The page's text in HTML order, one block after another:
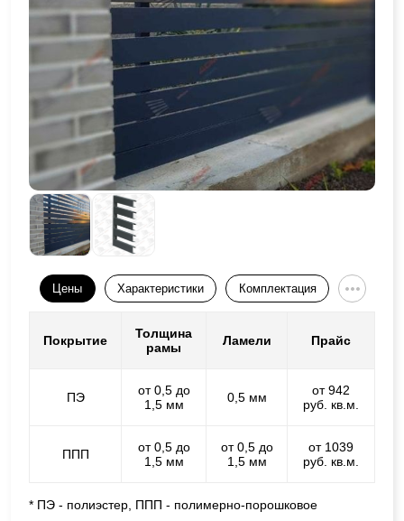
Цены Характеристики Комплектация
Покрытие
Толщина
рамы
Ламели Прайс
ПЭ
от 0,5 до
1,5 мм
0,5 мм
от 942
руб. кв.м.
ППП
от 0,5 до
1,5 мм
от 0,5 до
1,5 мм
от 1039
руб. кв.м.
* ПЭ - полиэстер, ППП - полимерно-порошковое